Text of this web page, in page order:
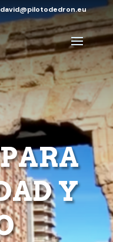
david@pilotodedron.eu
Y